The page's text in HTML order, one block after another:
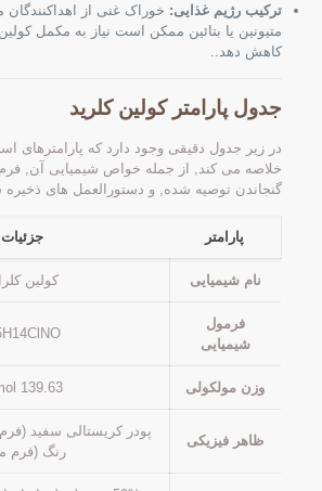
ترکیب رژیم غذایی: خوراک غنی از اهداکنندگان
متیونین یا بتائین ممکن است نیاز به مکمل کولین
کاهش دهد..
جدول پارامتر کولین کلرید
در زیر جدول دقیقی وجود دارد که پارامترهای
خلاصه می کند, از جمله خواص شیمیایی آن,
گنجاندن توصیه شده, و دستورالعمل های
پارامتر جزئیات
نام شیمیایی کولین
فرمول
شیمیایی
وزن مولکولی 139.63 g/mol
ظاهر فیزیکی
پودر کریستالی سفید
رنگ (فرم